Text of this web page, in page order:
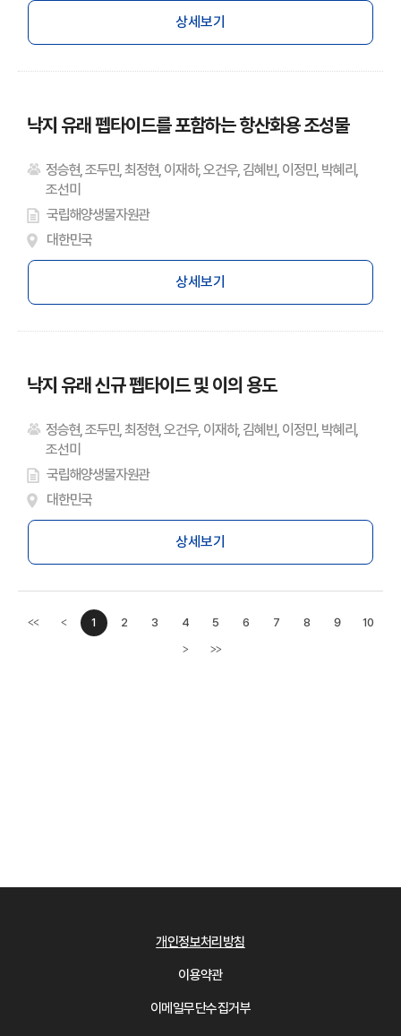
상세보기
낙지 유래 펩타이드를 포함하는 항산화용 조성물
정승현, 조두민, 최정현, 이재하, 오건우, 김혜빈, 이정민, 박혜리,
조선미
국립해양생물자원관
대한민국
상세보기
낙지 유래 신규 펩타이드 및 이의 용도
정승현, 조두민, 최정현, 오건우, 이재하, 김혜빈, 이정민, 박혜리,
조선미
국립해양생물자원관
대한민국
상세보기
<< <이전페이지
1 2 3 4 5 6 7 8 9 10
>다음페이지
>>
개인정보처리방침
이용약관
이메일무단수집거부